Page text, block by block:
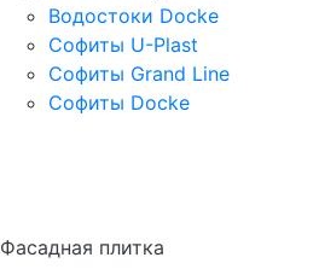
Водостоки Docke
Софиты U-Plast
Софиты Grand Line
Софиты Docke
Фасадная плитка